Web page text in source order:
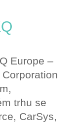
Europe –
trhu se
CarSys,